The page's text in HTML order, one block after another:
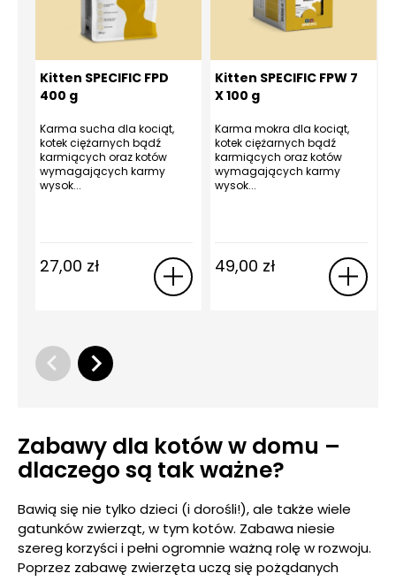
Kitten SPECIFIC FPD
400 g
Karma sucha dla kociąt,
kotek ciężarnych bądź
karmiących oraz kotów
wymagających karmy
wysok...
27,00 zł
Kitten SPECIFIC FPW 7
X 100 g
Karma mokra dla kociąt,
kotek ciężarnych bądź
karmiących oraz kotów
wymagających karmy
wysok...
49,00 zł
Zabawy dla kotów w domu –
dlaczego są tak ważne?
Bawią się nie tylko dzieci (i dorośli!), ale także wiele
gatunków zwierząt, w tym kotów. Zabawa niesie
szereg korzyści i pełni ogromnie ważną rolę w rozwoju.
Poprzez zabawę zwierzęta uczą się pożądanych